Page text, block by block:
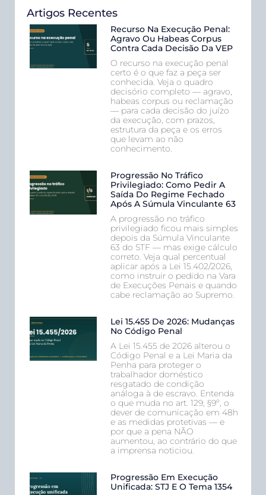
Artigos Recentes
Recurso Na Execução Penal:
Agravo Ou Habeas Corpus
Contra Cada Decisão Da VEP
O recurso na execução penal
certo é o que faz a peça ser
conhecida. Veja o quadro
decisório completo — agravo,
habeas corpus ou reclamação
— para cada decisão do juízo
da execução, com prazos,
estrutura da peça e os erros
que levam ao não
conhecimento.
Progressão No Tráfico
Privilegiado: Como Pedir A
Saída Do Regime Fechado
Após A Súmula Vinculante 63
A progressão no tráfico
privilegiado ficou mais simples
depois da Súmula Vinculante
63 do STF — mas exige cálculo
correto. Veja qual percentual
aplicar após a Lei 15.402/2026,
como instruir o pedido na Vara
de Execuções Penais e quando
cabe reclamação ao Supremo.
Lei 15.455 De 2026: Mudanças
No Código Penal
A Lei 15.455 de 2026 alterou o
Código Penal e a Lei Maria da
Penha para proteger o
trabalhador doméstico
resgatado de condição
análoga à de escravo. Entenda
o que muda no art. 129, §9º, o
dever de comunicação em 48h
e as medidas protetivas — e
por que a pena NÃO
aumentou, ao contrário do que
a imprensa noticiou.
Progressão Em Execução
Unificada: STJ E O Tema 1354